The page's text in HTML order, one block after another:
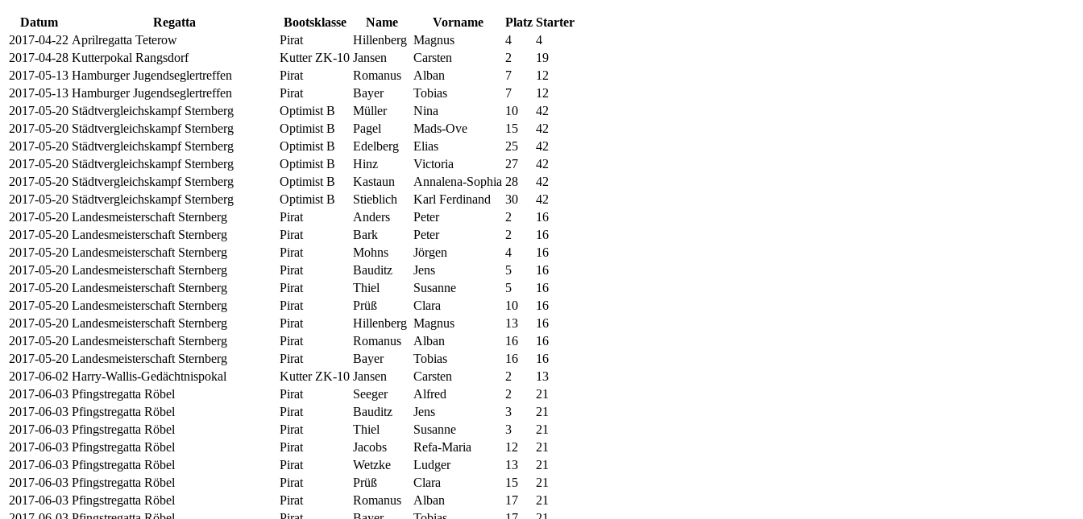
Datum Regatta Bootsklasse Name Vorname Platz Starter
2017-04-22 Aprilregatta Teterow Pirat Hillenberg Magnus 4
4
2017-04-28 Kutterpokal Rangsdorf Kutter ZK-10 Jansen Carsten 2
19
2017-05-13 Hamburger Jugendseglertreffen Pirat Romanus Alban 7
12
2017-05-13 Hamburger Jugendseglertreffen Pirat Bayer Tobias 7
12
2017-05-20 Städtvergleichskampf Sternberg Optimist B Müller Nina 10
42
2017-05-20 Städtvergleichskampf Sternberg Optimist B Pagel Mads-Ove 15
42
2017-05-20 Städtvergleichskampf Sternberg Optimist B Edelberg Elias 25
42
2017-05-20 Städtvergleichskampf Sternberg Optimist B Hinz Victoria 27
42
2017-05-20 Städtvergleichskampf Sternberg Optimist B Kastaun Annalena-Sophia 28
42
2017-05-20 Städtvergleichskampf Sternberg Optimist B Stieblich Karl Ferdinand 30
42
2017-05-20 Landesmeisterschaft Sternberg Pirat Anders Peter 2
16
2017-05-20 Landesmeisterschaft Sternberg Pirat Bark Peter 2
16
2017-05-20 Landesmeisterschaft Sternberg Pirat Mohns Jörgen 4
16
2017-05-20 Landesmeisterschaft Sternberg Pirat Bauditz Jens 5
16
2017-05-20 Landesmeisterschaft Sternberg Pirat Thiel Susanne 5
16
2017-05-20 Landesmeisterschaft Sternberg Pirat Prüß Clara 10
16
2017-05-20 Landesmeisterschaft Sternberg Pirat Hillenberg Magnus 13
16
2017-05-20 Landesmeisterschaft Sternberg Pirat Romanus Alban 16
16
2017-05-20 Landesmeisterschaft Sternberg Pirat Bayer Tobias 16
16
2017-06-02 Harry-Wallis-Gedächtnispokal Kutter ZK-10 Jansen Carsten 2
13
2017-06-03 Pfingstregatta Röbel Pirat Seeger Alfred 2
21
2017-06-03 Pfingstregatta Röbel Pirat Bauditz Jens 3
21
2017-06-03 Pfingstregatta Röbel Pirat Thiel Susanne 3
21
2017-06-03 Pfingstregatta Röbel Pirat Jacobs Refa-Maria 12
21
2017-06-03 Pfingstregatta Röbel Pirat Wetzke Ludger 13
21
2017-06-03 Pfingstregatta Röbel Pirat Prüß Clara 15
21
2017-06-03 Pfingstregatta Röbel Pirat Romanus Alban 17
21